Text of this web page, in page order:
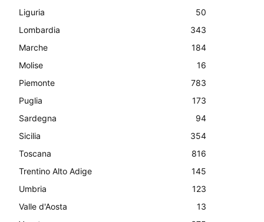
Liguria
50
Lombardia
343
Marche
184
Molise
16
Piemonte
783
Puglia
173
Sardegna
94
Sicilia
354
Toscana
816
Trentino Alto Adige
145
Umbria
123
Valle d'Aosta
13